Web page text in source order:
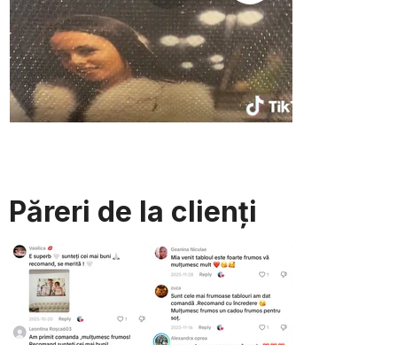
Păreri de la clienți